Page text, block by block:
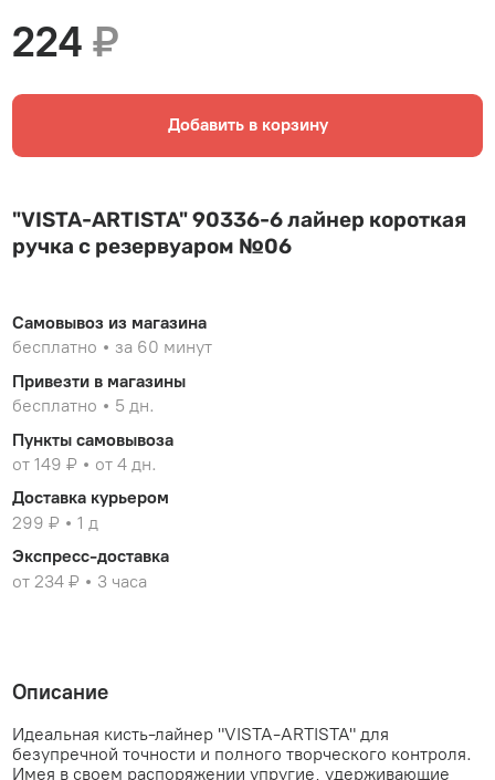
224₽
Добавить в корзину
"VISTA-ARTISTA" 90336-6 лайнер короткая
ручка с резервуаром №06
Самовывоз из магазина
бесплатно
за 60 минут
Привезти в магазины
бесплатно
5 дн.
Пункты самовывоза
от 149 ₽
от 4 дн.
Доставка курьером
299 ₽
1 д
Экспресс-доставка
от 234 ₽
3 часа
Описание
Идеальная кисть-лайнер "VISTA-ARTISTA" для
безупречной точности и полного творческого контроля.
Имея в своем распоряжении упругие, удерживающие